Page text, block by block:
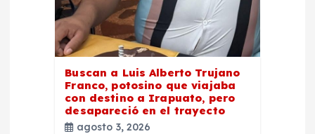
Buscan a Luis Alberto Trujano
Franco, potosino que viajaba
con destino a Irapuato, pero
desapareció en el trayecto
agosto 3, 2026